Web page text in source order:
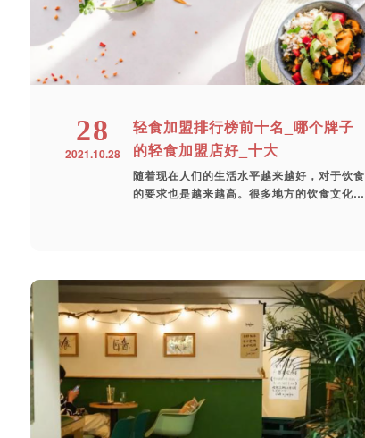
28
2021.10.28
轻食加盟排行榜前十名_哪个牌子
的轻食加盟店好_十大
随着现在人们的生活水平越来越好，对于饮食
的要求也是越来越高。很多地方的饮食文化不